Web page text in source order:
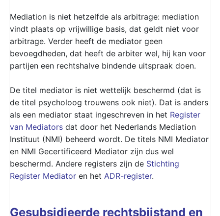
Mediation is niet hetzelfde als arbitrage: mediation
vindt plaats op vrijwillige basis, dat geldt niet voor
arbitrage. Verder heeft de mediator geen
bevoegdheden, dat heeft de arbiter wel, hij kan voor
partijen een rechtshalve bindende uitspraak doen.
De titel mediator is niet wettelijk beschermd (dat is
de titel psycholoog trouwens ook niet). Dat is anders
als een mediator staat ingeschreven in het Register
van Mediators dat door het Nederlands Mediation
Instituut (NMI) beheerd wordt. De titels NMI Mediator
en NMI Gecertificeerd Mediator zijn dus wel
beschermd. Andere registers zijn de Stichting
Register Mediator en het ADR-register.
Gesubsidieerde rechtsbijstand en